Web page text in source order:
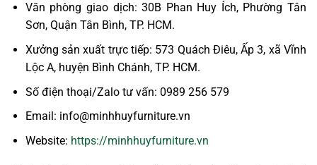
Văn phòng giao dịch: 30B Phan Huy Ích, Phường Tân
Sơn, Quận Tân Bình, TP. HCM.
Xưởng sản xuất trực tiếp: 573 Quách Điêu, Ấp 3, xã Vĩnh
Lộc A, huyện Bình Chánh, TP. HCM.
Số điện thoại/Zalo tư vấn: 0989 256 579
Email: info@minhhuyfurniture.vn
Website: https://minhhuyfurniture.vn